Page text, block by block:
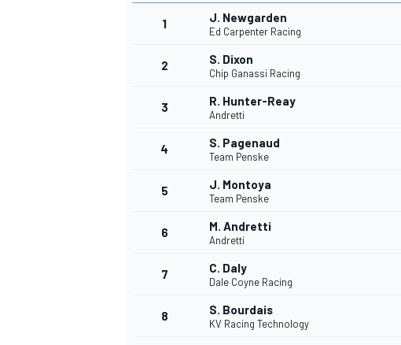
1 J. Newgarden
Ed Carpenter Racing
2 S. Dixon
Chip Ganassi Racing
3 R. Hunter-Reay
Andretti
4 S. Pagenaud
Team Penske
5 J. Montoya
Team Penske
6 M. Andretti
Andretti
7 C. Daly
Dale Coyne Racing
8 S. Bourdais
KV Racing Technology